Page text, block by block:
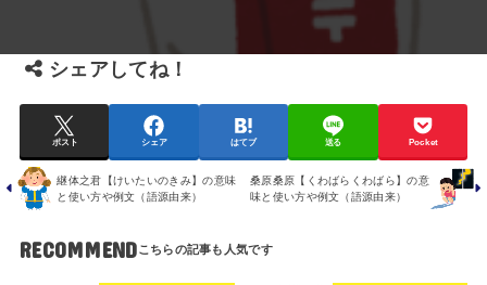
シェアしてね！
ポスト シェア はてブ 送る Pocket
継体之君【けいたいのきみ】の意味
と使い方や例文（語源由来）
桑原桑原【くわばらくわばら】の意
味と使い方や例文（語源由来）
RECOMMEND